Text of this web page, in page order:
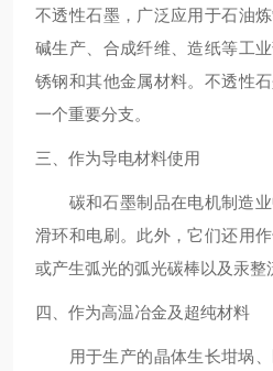
不透性石墨，广泛应用于石油
碱生产、合成纤维、造纸等工
锈钢和其他金属材料。不透性
一个重要分支。
三、作为导电材料使用
碳和石墨制品在电机制造业
滑环和电刷。此外，它们还用
或产生弧光的弧光碳棒以及汞整
四、作为高温冶金及超纯材料
用于生产的晶体生长坩埚、